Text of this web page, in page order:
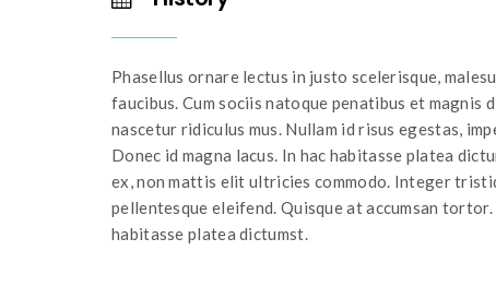
Phasellus ornare lectus in justo scelerisque,
faucibus. Cum sociis natoque penatibus et magnis
nascetur ridiculus mus. Nullam id risus egestas,
Donec id magna lacus. In hac habitasse platea
ex, non mattis elit ultricies commodo. Integer
pellentesque eleifend. Quisque at accumsan tortor.
habitasse platea dictumst.